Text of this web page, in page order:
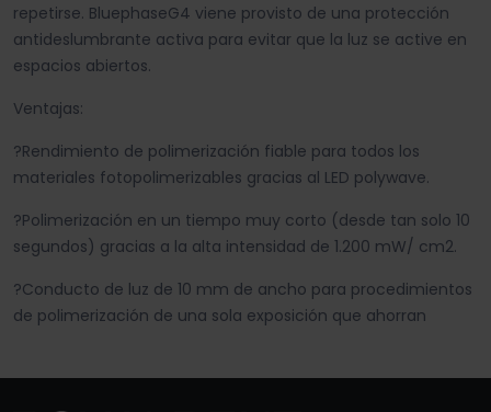
repetirse. BluephaseG4 viene provisto de una protección
antideslumbrante activa para evitar que la luz se active en
espacios abiertos.
Ventajas:
?Rendimiento de polimerización fiable para todos los
materiales fotopolimerizables gracias al LED polywave.
?Polimerización en un tiempo muy corto (desde tan solo 10
segundos) gracias a la alta intensidad de 1.200 mW/ cm2.
?Conducto de luz de 10 mm de ancho para procedimientos
de polimerización de una sola exposición que ahorran